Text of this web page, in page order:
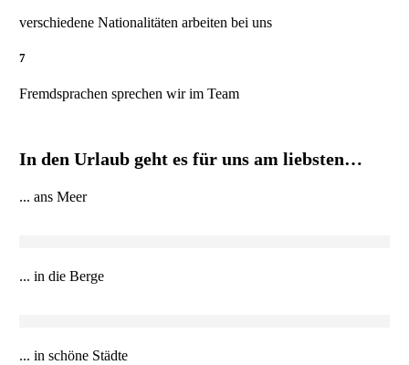
verschiedene Nationalitäten arbeiten bei uns
7
Fremdsprachen sprechen wir im Team
In den Urlaub geht es für uns am liebsten…
... ans Meer
... in die Berge
... in schöne Städte